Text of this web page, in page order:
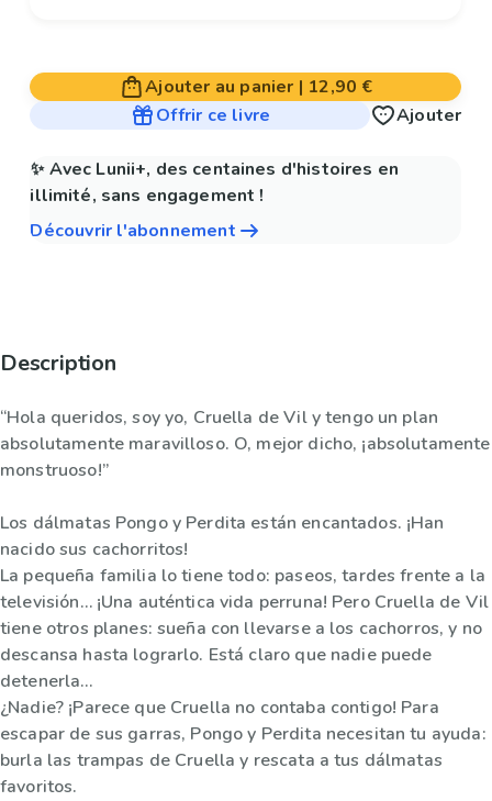
Ajouter au panier | 12,90 €
Offrir ce livre
Ajouter
✨ Avec Lunii+, des centaines d'histoires en
illimité, sans engagement !
Découvrir l'abonnement
Description
“Hola queridos, soy yo, Cruella de Vil y tengo un plan
absolutamente maravilloso. O, mejor dicho, ¡absolutamente
monstruoso!”
Los dálmatas Pongo y Perdita están encantados. ¡Han
nacido sus cachorritos!
La pequeña familia lo tiene todo: paseos, tardes frente a la
televisión… ¡Una auténtica vida perruna! Pero Cruella de Vil
tiene otros planes: sueña con llevarse a los cachorros, y no
descansa hasta lograrlo. Está claro que nadie puede
detenerla…
¿Nadie? ¡Parece que Cruella no contaba contigo! Para
escapar de sus garras, Pongo y Perdita necesitan tu ayuda:
burla las trampas de Cruella y rescata a tus dálmatas
favoritos.